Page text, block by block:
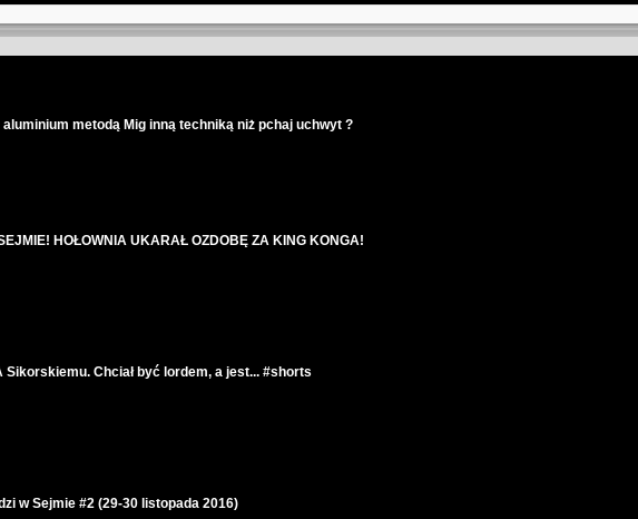
metodą Mig inną techniką niż pchaj uchwyt ?
HOŁOWNIA UKARAŁ OZDOBĘ ZA KING KONGA!
Sikorskiemu. Chciał być lordem, a jest... #shorts
w Sejmie #2 (29-30 listopada 2016)